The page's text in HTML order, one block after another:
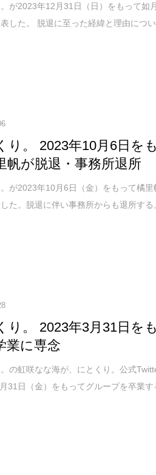
が2023年12月31日（日）をもって如
した。 脱退に至った経緯と理由につ
り。 2023年10月6日を
帆が脱退・事務所退所
が2023年10月6日（金）をもって橘
した。脱退に伴い事務所からも退所する
り。 2023年3月31日を
業に専念
の虹咲なな海が、にとくり。公式
31日（金）をもってグループを卒業